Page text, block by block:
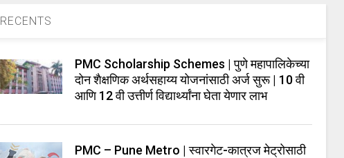
RECENTS
PMC Scholarship Schemes | पुणे महापालिकेच्या
दोन शैक्षणिक अर्थसहाय्य योजनांसाठी अर्ज सुरू | 10 वी
आणि 12 वी उत्तीर्ण विद्यार्थ्यांना घेता येणार लाभ
PMC – Pune Metro | स्वारगेट-कात्रज मेट्रोसाठी